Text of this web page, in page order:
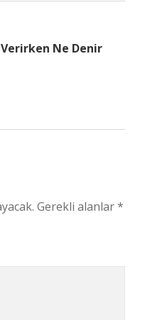
Ne Denir
Gerekli alanlar*